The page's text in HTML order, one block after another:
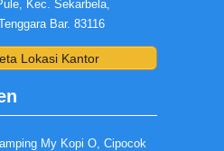
Kec. Sekarbela,
Bar. 83116
Lokasi Kantor
My Kopi O, Cipocok